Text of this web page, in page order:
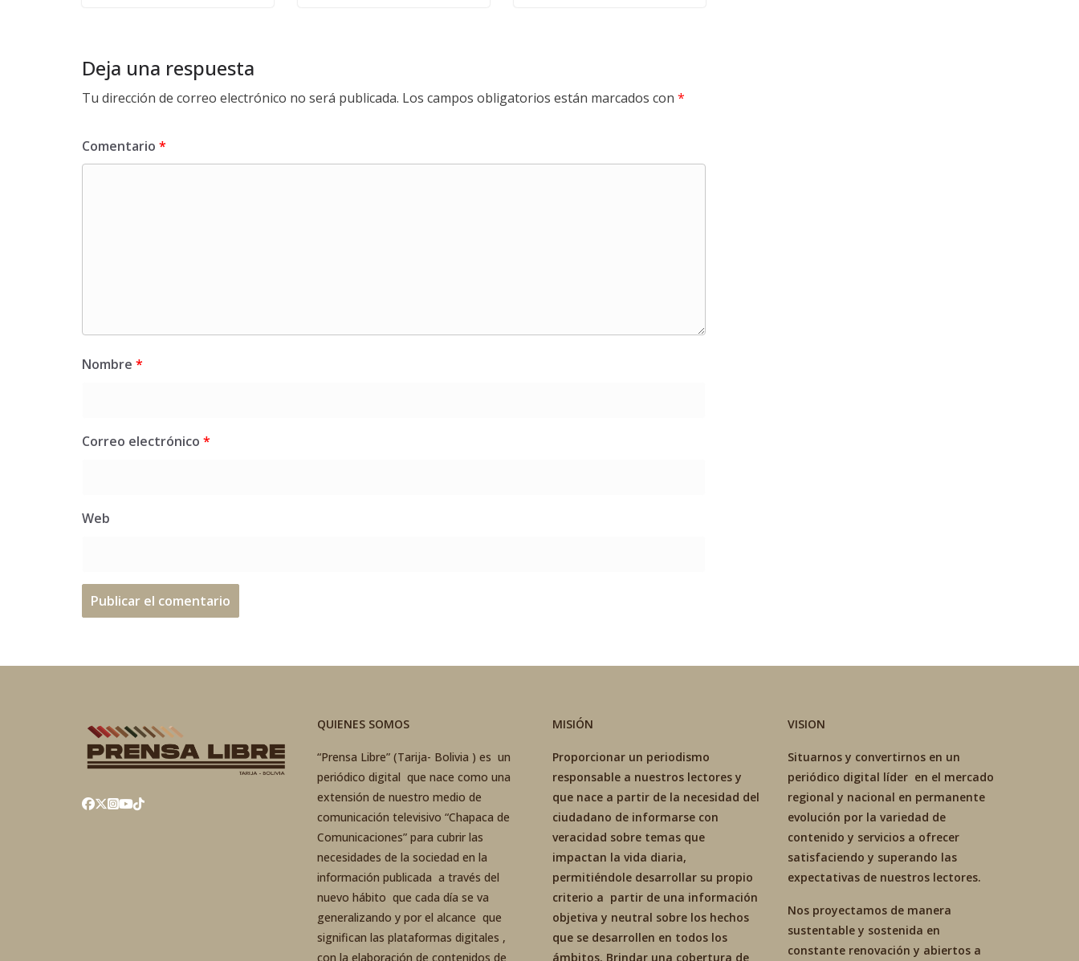
Deja una respuesta
Tu dirección de correo electrónico no será publicada. Los campos obligatorios están marcados con *
Comentario *
Nombre *
Correo electrónico *
Web
QUIENES SOMOS
“Prensa Libre” (Tarija- Bolivia ) es un
periódico digital que nace como una
extensión de nuestro medio de
comunicación televisivo “Chapaca de
Comunicaciones” para cubrir las
necesidades de la sociedad en la
información publicada a través del
nuevo hábito que cada día se va
generalizando y por el alcance que
significan las plataformas digitales ,
con la elaboración de contenidos de
MISIÓN
Proporcionar un periodismo
responsable a nuestros lectores y
que nace a partir de la necesidad del
ciudadano de informarse con
veracidad sobre temas que
impactan la vida diaria,
permitiéndole desarrollar su propio
criterio a partir de una información
objetiva y neutral sobre los hechos
que se desarrollen en todos los
ámbitos. Brindar una cobertura de
VISION
Situarnos y convertirnos en un
periódico digital líder en el mercado
regional y nacional en permanente
evolución por la variedad de
contenido y servicios a ofrecer
satisfaciendo y superando las
expectativas de nuestros lectores.
Nos proyectamos de manera
sustentable y sostenida en
constante renovación y abiertos a